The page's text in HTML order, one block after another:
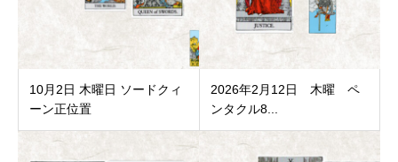
10月2日 木曜日 ソードクィ
ーン正位置
2026年2月12日 木曜 ペ
ンタクル8...